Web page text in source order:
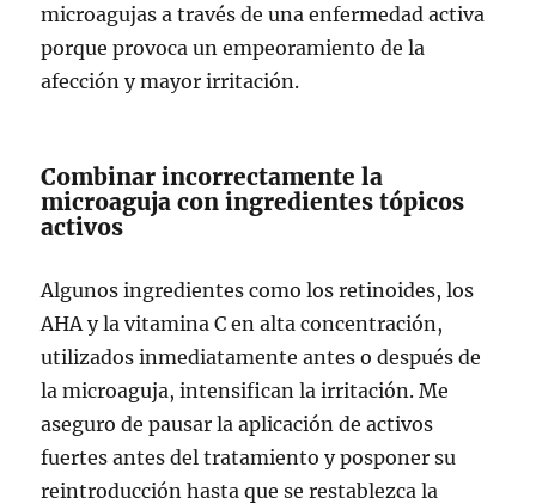
microagujas a través de una enfermedad activa
porque provoca un empeoramiento de la
afección y mayor irritación.
Combinar incorrectamente la
microaguja con ingredientes tópicos
activos
Algunos ingredientes como los retinoides, los
AHA y la vitamina C en alta concentración,
utilizados inmediatamente antes o después de
la microaguja, intensifican la irritación. Me
aseguro de pausar la aplicación de activos
fuertes antes del tratamiento y posponer su
reintroducción hasta que se restablezca la